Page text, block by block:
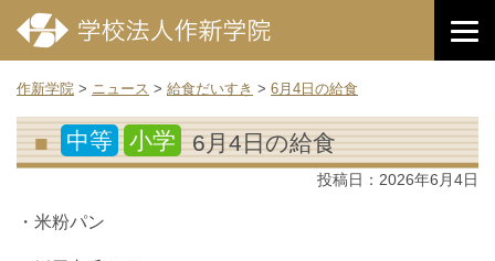
作新学院 > ニュース > 給食だいすき > 6月4日の給食
中等 小学 6月4日の給食
投稿日： 2026年6月4日
・米粉パン